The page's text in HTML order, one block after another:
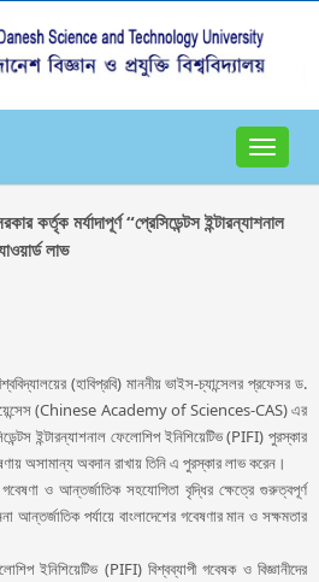
Toggle
কর্তৃক মর্যাদাপূর্ণ “প্রেসিডেন্টস ইন্টারন্যাশনাল
লাভ
(হাবিপ্রবি) মাননীয় ভাইস-চ্যান্সেলর প্রফেসর ড.
(Chinese Academy of Sciences-CAS) এর
ইন্টারন্যাশনাল ফেলোশিপ ইনিশিয়েটিভ (PIFI) পুরস্কার
অসামান্য অবদান রাখায় তিনি এ পুরস্কার লাভ করেন।
ও আন্তর্জাতিক সহযোগিতা বৃদ্ধির ক্ষেত্রে গুরুত্বপূর্ণ
আন্তর্জাতিক পর্যায়ে বাংলাদেশের গবেষণার মান ও সক্ষমতার
ইনিশিয়েটিভ (PIFI) বিশ্বব্যাপী গবেষক ও বিজ্ঞানীদের